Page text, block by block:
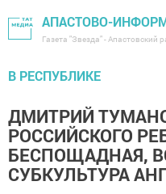
АПАСТОВО-
Газета "Звезда" - Апастовский
В РЕСПУБЛИКЕ
ДМИТРИЙ
РОССИЙСКОГО
БЕСПОЩАДНАЯ,
СУБКУЛЬТУРА